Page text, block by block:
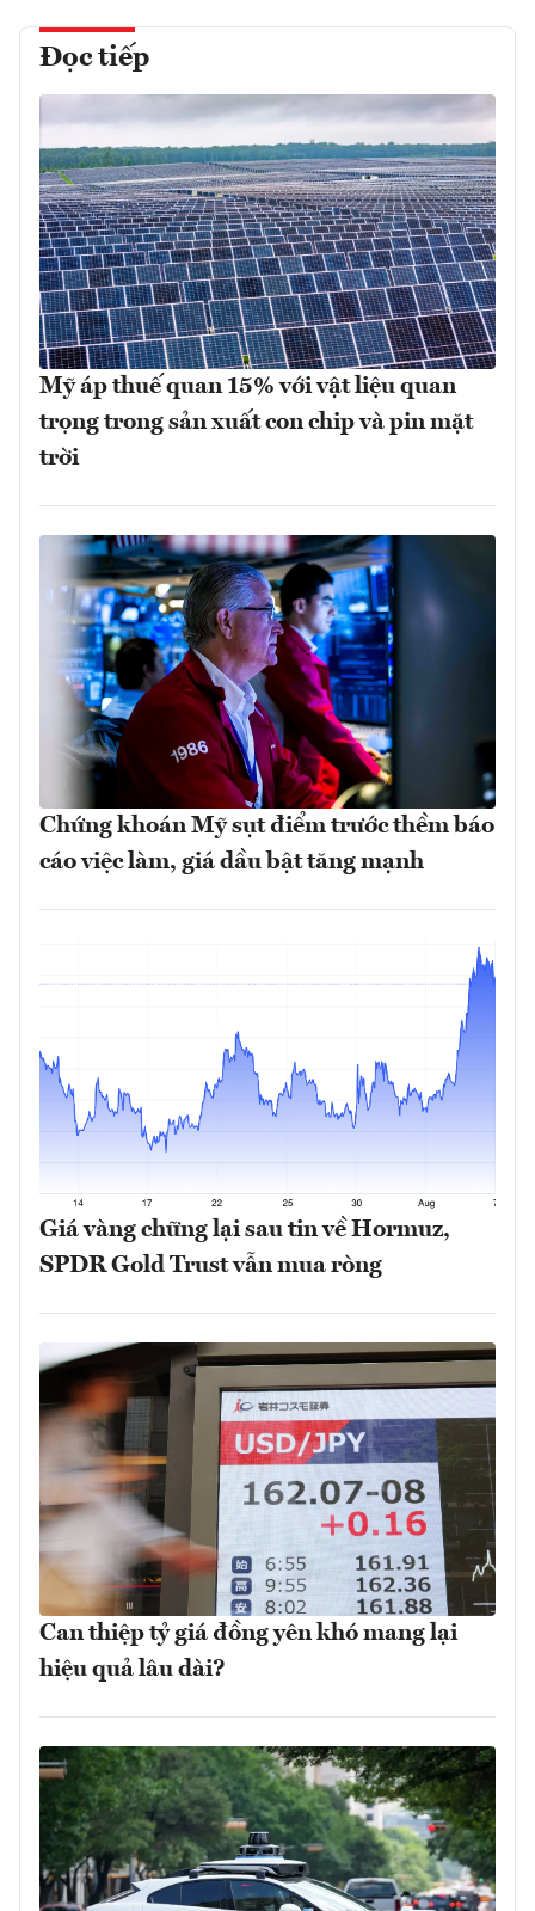
Đọc tiếp
Mỹ áp thuế quan 15% với vật liệu quan
trọng trong sản xuất con chip và pin mặt
trời
Chứng khoán Mỹ sụt điểm trước thềm báo
cáo việc làm, giá dầu bật tăng mạnh
Giá vàng chững lại sau tin về Hormuz,
SPDR Gold Trust vẫn mua ròng
Can thiệp tỷ giá đồng yên khó mang lại
hiệu quả lâu dài?